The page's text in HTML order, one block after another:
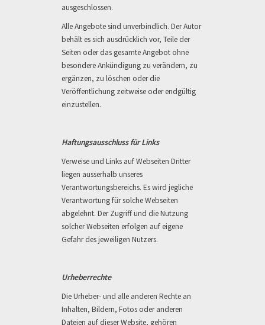
ausgeschlossen.
Alle Angebote sind unverbindlich. Der Autor
behält es sich ausdrücklich vor, Teile der
Seiten oder das gesamte Angebot ohne
besondere Ankündigung zu verändern, zu
ergänzen, zu löschen oder die
Veröffentlichung zeitweise oder endgültig
einzustellen.
Haftungsausschluss für Links
Verweise und Links auf Webseiten Dritter
liegen ausserhalb unseres
Verantwortungsbereichs. Es wird jegliche
Verantwortung für solche Webseiten
abgelehnt. Der Zugriff und die Nutzung
solcher Webseiten erfolgen auf eigene
Gefahr des jeweiligen Nutzers.
Urheberrechte
Die Urheber- und alle anderen Rechte an
Inhalten, Bildern, Fotos oder anderen
Dateien auf dieser Website, gehören